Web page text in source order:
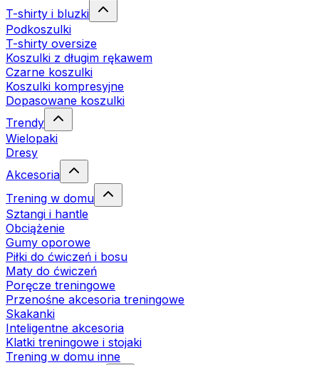
T-shirty i bluzki
Podkoszulki
T-shirty oversize
Koszulki z długim rękawem
Czarne koszulki
Koszulki kompresyjne
Dopasowane koszulki
Trendy
Wielopaki
Dresy
Akcesoria
Trening w domu
Sztangi i hantle
Obciążenie
Gumy oporowe
Piłki do ćwiczeń i bosu
Maty do ćwiczeń
Poręcze treningowe
Przenośne akcesoria treningowe
Skakanki
Inteligentne akcesoria
Klatki treningowe i stojaki
Trening w domu inne